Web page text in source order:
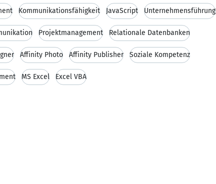
Kommunikationsfähigkeit JavaScript Unternehmensführung
Projektmanagement Relationale Datenbanken
Affinity Photo Affinity Publisher Soziale Kompetenz
MS Excel Excel VBA